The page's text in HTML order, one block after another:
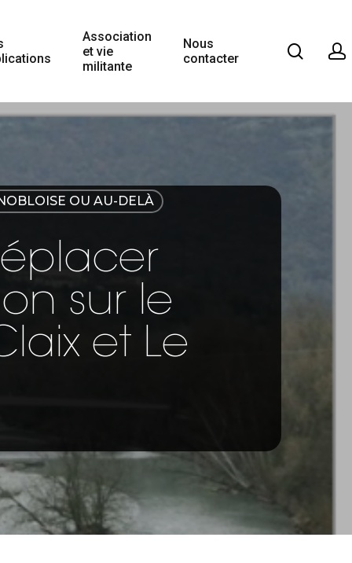
Association
et vie
militante
Nous
contacter
OU AU-DELÀ
sur le
et Le